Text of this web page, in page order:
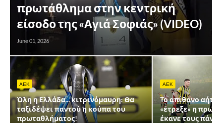
πρωτάθλημα στην κεντρική
είσοδο της «Αγιά Σοφιάς» (VIDEO)
June 01, 2026
AEK
Όλη η Ελλάδα... κιτρινόμαυρη: Θα
ταξιδέψει παντού η κούπα του
πρωταθλήματος!
AEK
Το απίθανο
«έτρεξε» η
έκανε τους